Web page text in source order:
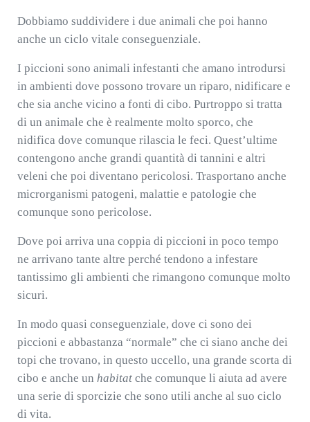
Dobbiamo suddividere i due animali che poi hanno
anche un ciclo vitale conseguenziale.
I piccioni sono animali infestanti che amano introdursi
in ambienti dove possono trovare un riparo, nidificare e
che sia anche vicino a fonti di cibo. Purtroppo si tratta
di un animale che è realmente molto sporco, che
nidifica dove comunque rilascia le feci. Quest’ultime
contengono anche grandi quantità di tannini e altri
veleni che poi diventano pericolosi. Trasportano anche
microrganismi patogeni, malattie e patologie che
comunque sono pericolose.
Dove poi arriva una coppia di piccioni in poco tempo
ne arrivano tante altre perché tendono a infestare
tantissimo gli ambienti che rimangono comunque molto
sicuri.
In modo quasi conseguenziale, dove ci sono dei
piccioni e abbastanza “normale” che ci siano anche dei
topi che trovano, in questo uccello, una grande scorta di
cibo e anche un habitatche comunque li aiuta ad avere
una serie di sporcizie che sono utili anche al suo ciclo
di vita.